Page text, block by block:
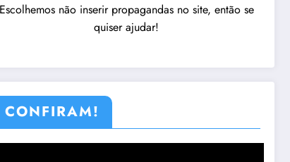
Escolhemos não inserir propagandas no site, então se
quiser ajudar!
CONFIRAM!